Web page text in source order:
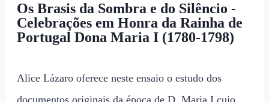
Os Brasis da Sombra e do Silêncio -
Celebrações em Honra da Rainha de
Portugal Dona Maria I (1780-1798)
Alice Lázaro oferece neste ensaio o estudo dos